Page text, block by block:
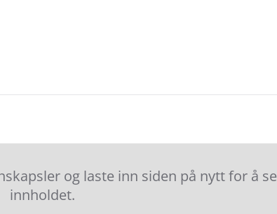
og laste inn siden på nytt for å se
innholdet.